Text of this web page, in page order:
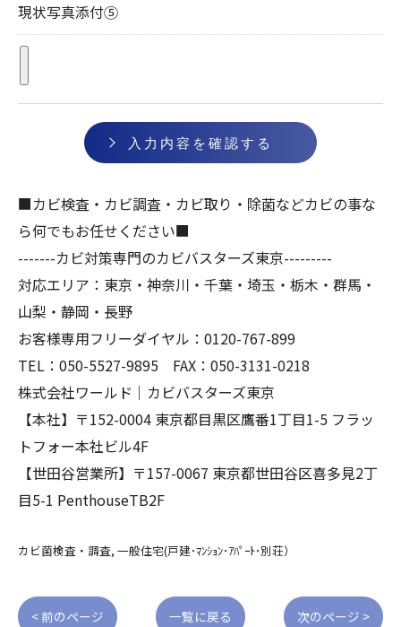
現状写真添付⑤
■カビ検査・カビ調査・カビ取り・除菌などカビの事な
ら何でもお任せください■
-------カビ対策専門のカビバスターズ東京---------
対応エリア：東京・神奈川・千葉・埼玉・栃木・群馬・
山梨・静岡・長野
お客様専用フリーダイヤル：0120-767-899
TEL：050-5527-9895 FAX：050-3131-0218
株式会社ワールド｜カビバスターズ東京
【本社】〒152-0004 東京都目黒区鷹番1丁目1-5 フラッ
トフォー本社ビル4F
【世田谷営業所】〒157-0067 東京都世田谷区喜多見2丁
目5-1 PenthouseTB2F
カビ菌検査・調査 一般住宅(戸建･ﾏﾝｼｮﾝ･ｱﾊﾟｰﾄ･別荘）
< 前のページ 一覧に戻る 次のページ >